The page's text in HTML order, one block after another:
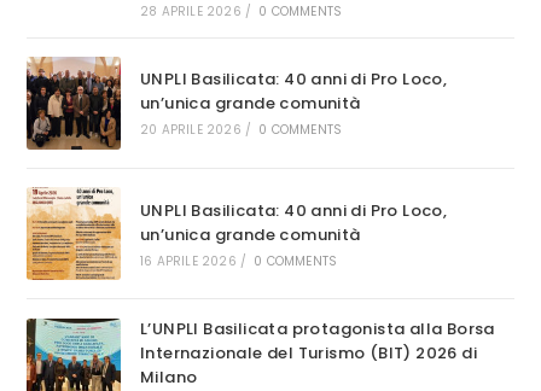
28 APRILE 2026 / 0 COMMENTS
UNPLI Basilicata: 40 anni di Pro Loco,
un’unica grande comunità
20 APRILE 2026 / 0 COMMENTS
UNPLI Basilicata: 40 anni di Pro Loco,
un’unica grande comunità
16 APRILE 2026 / 0 COMMENTS
L’UNPLI Basilicata protagonista alla Borsa
Internazionale del Turismo (BIT) 2026 di
Milano